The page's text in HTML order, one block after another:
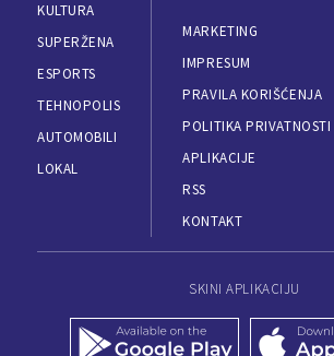
KULTURA
SUPERŽENA
ESPORTS
TEHNOPOLIS
AUTOMOBILI
LOKAL
MARKETING
IMPRESUM
PRAVILA KORIŠĆENJA
POLITIKA PRIVATNOSTI
APLIKACIJE
RSS
KONTAKT
SKINI APLIKACIJU